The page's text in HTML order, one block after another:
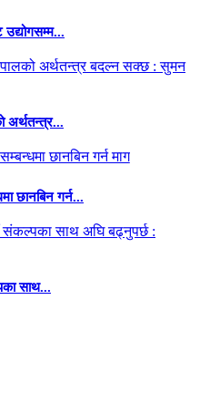
उद्योगसम्म...
अर्थतन्त्र...
छानबिन गर्न...
साथ...